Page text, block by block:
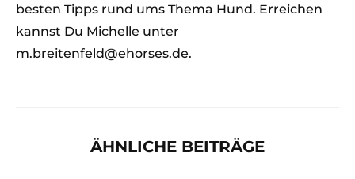
besten Tipps rund ums Thema Hund. Erreichen
kannst Du Michelle unter
m.breitenfeld@ehorses.de.
ÄHNLICHE BEITRÄGE